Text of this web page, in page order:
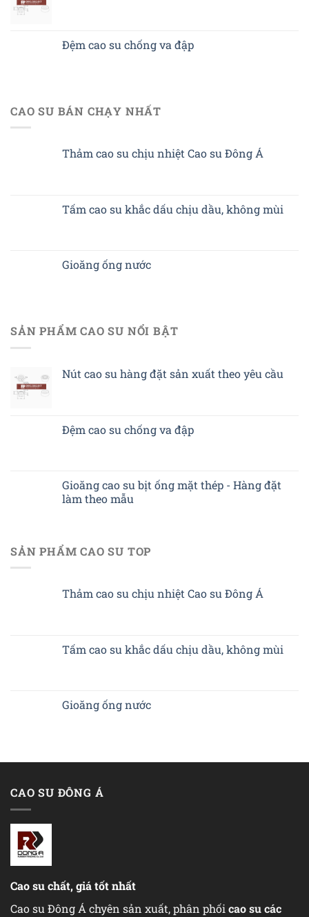
Đệm cao su chống va đập
CAO SU BÁN CHẠY NHẤT
Thảm cao su chịu nhiệt Cao su Đông Á
Tấm cao su khắc dấu chịu dầu, không mùi
Gioăng ống nước
SẢN PHẨM CAO SU NỔI BẬT
Nút cao su hàng đặt sản xuất theo yêu cầu
Đệm cao su chống va đập
Gioăng cao su bịt ống mặt thép - Hàng đặt
làm theo mẫu
SẢN PHẨM CAO SU TOP
Thảm cao su chịu nhiệt Cao su Đông Á
Tấm cao su khắc dấu chịu dầu, không mùi
Gioăng ống nước
CAO SU ĐÔNG Á
Cao su chất, giá tốt nhất
Cao su Đông Á chyên sản xuất, phân phối cao su các